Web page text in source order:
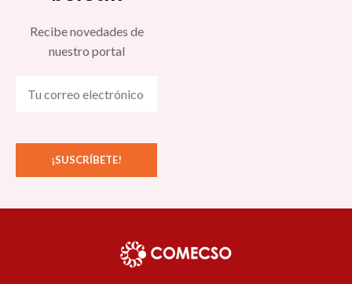
Recibe novedades de
nuestro portal